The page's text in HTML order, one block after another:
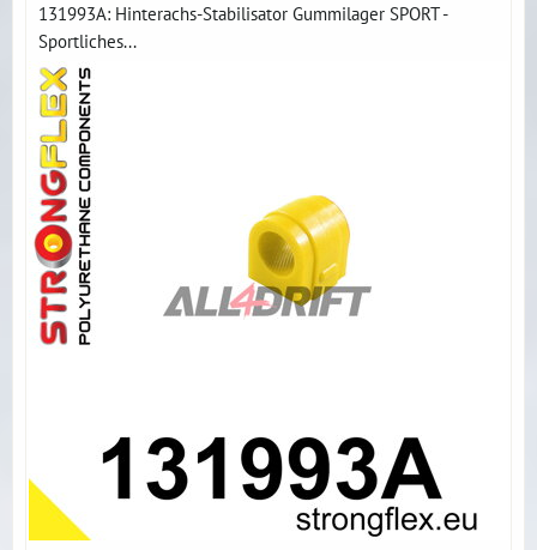
131993A: Hinterachs-Stabilisator Gummilager SPORT -
Sportliches...